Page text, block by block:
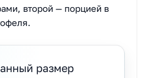
второй — порцией в
размер